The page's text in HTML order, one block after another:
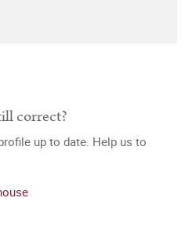
correct?
up to date. Help us to